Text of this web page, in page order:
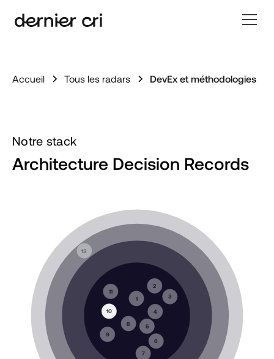
Accueil Tous les radars DevEx et méthodologies
Notre stack
Architecture Decision Records
1
2
3
4
5
6
7
8
9
10
11
13